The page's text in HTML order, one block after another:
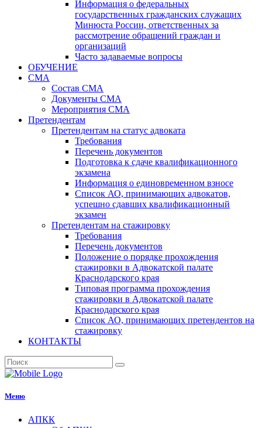
Информация о федеральных
государственных гражданских служащих
Минюста России, ответственных за
рассмотрение обращений граждан и
организаций
Часто задаваемые вопросы
ОБУЧЕНИЕ
СМА
Состав СМА
Документы СМА
Мероприятия СМА
Претендентам
Претендентам на статус адвоката
Требования
Перечень документов
Подготовка к сдаче квалификационного
экзамена
Информация о единовременном взносе
Список АО, принимающих адвокатов,
успешно сдавших квалификационный
экзамен
Претендентам на стажировку
Требования
Перечень документов
Положение о порядке прохождения
стажировки в Адвокатской палате
Краснодарского края
Типовая программа прохождения
стажировки в Адвокатской палате
Краснодарского края
Список АО, принимающих претендентов на
стажировку
КОНТАКТЫ
Меню
АПКК